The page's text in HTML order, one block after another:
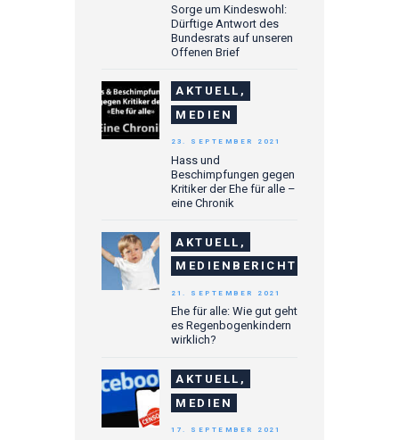
Sorge um Kindeswohl:
Dürftige Antwort des
Bundesrats auf unseren
Offenen Brief
AKTUELL,
MEDIEN
Hass und
Beschimpfungen gegen
Kritiker der Ehe für alle –
eine Chronik
23. SEPTEMBER 2021
AKTUELL,
MEDIENBERICHTE
Ehe für alle: Wie gut geht
es Regenbogenkindern
wirklich?
21. SEPTEMBER 2021
AKTUELL,
MEDIEN
17. SEPTEMBER 2021